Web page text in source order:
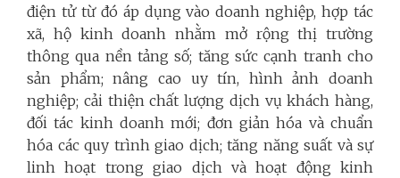
điện tử từ đó áp dụng vào doanh nghiệp, hợp tác
xã, hộ kinh doanh nhằm mở rộng thị trường
thông qua nền tảng số; tăng sức cạnh tranh cho
sản phẩm; nâng cao uy tín, hình ảnh doanh
nghiệp; cải thiện chất lượng dịch vụ khách hàng,
đối tác kinh doanh mới; đơn giản hóa và chuẩn
hóa các quy trình giao dịch; tăng năng suất và sự
linh hoạt trong giao dịch và hoạt động kinh